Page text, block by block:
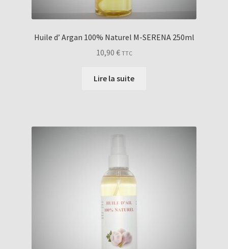
Huile d’ Argan 100% Naturel M-SERENA 250ml
10,90 € TTC
Lire la suite